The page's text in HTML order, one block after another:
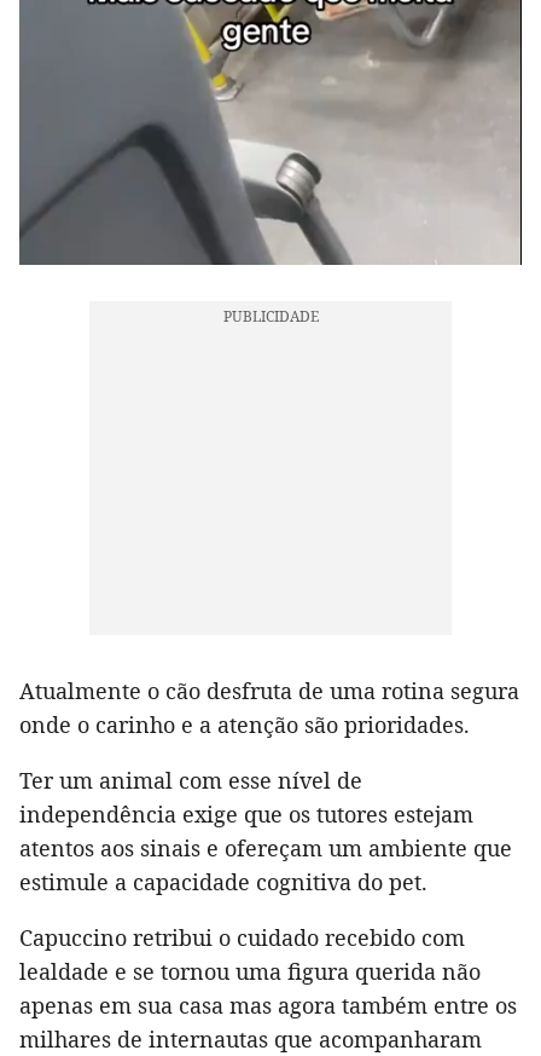
Atualmente o cão desfruta de uma rotina segura
onde o carinho e a atenção são prioridades.
Ter um animal com esse nível de
independência exige que os tutores estejam
atentos aos sinais e ofereçam um ambiente que
estimule a capacidade cognitiva do pet.
Capuccino retribui o cuidado recebido com
lealdade e se tornou uma figura querida não
apenas em sua casa mas agora também entre os
milhares de internautas que acompanharam